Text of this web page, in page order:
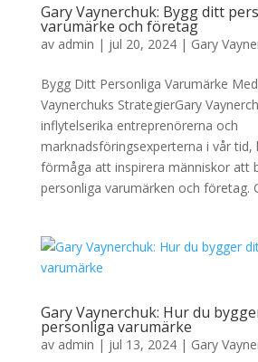
Gary Vaynerchuk: Bygg ditt
varumärke och företag
av admin | jul 20, 2024| Gary
Bygg Ditt Personliga Varumärke
Vaynerchuks StrategierGary
inflytelserika entreprenörerna och
marknadsföringsexperterna i vår tid,
förmåga att inspirera människor att
personliga varumärken och företag.
Gary Vaynerchuk: Hur du
personliga varumärke
av admin | jul 13, 2024| Gary